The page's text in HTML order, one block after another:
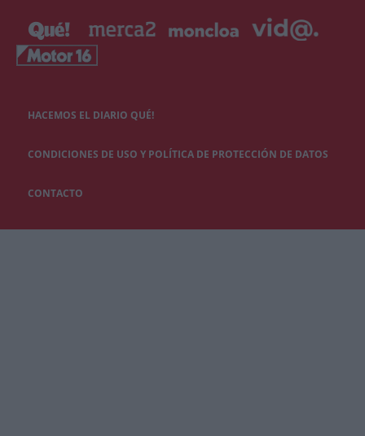
HACEMOS EL DIARIO QUÉ!
CONDICIONES DE USO Y POLÍTICA DE PROTECCIÓN DE DATOS
CONTACTO